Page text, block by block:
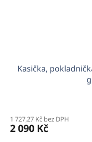
Kasička,
1 727,27 Kč bez DPH
2 090 Kč